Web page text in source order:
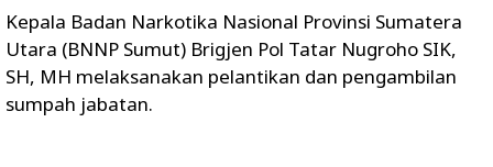
Kepala Badan Narkotika Nasional Provinsi Sumatera
Utara (BNNP Sumut) Brigjen Pol Tatar Nugroho SIK,
SH, MH melaksanakan pelantikan dan pengambilan
sumpah jabatan.